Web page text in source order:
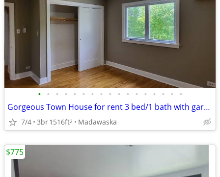
• • • • • • • • • • • • • • • • •
Gorgeous Town House for rent 3 bed/1 bath with garage
7/4 3br1516ft2 Madawaska
$775